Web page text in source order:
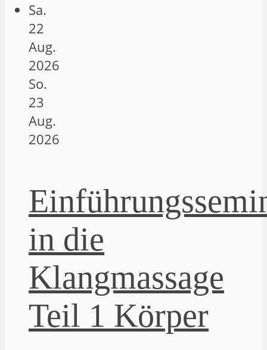
Sa.
22
Aug.
2026
So.
23
Aug.
2026
in die
Klangmassage
Teil 1 Körper